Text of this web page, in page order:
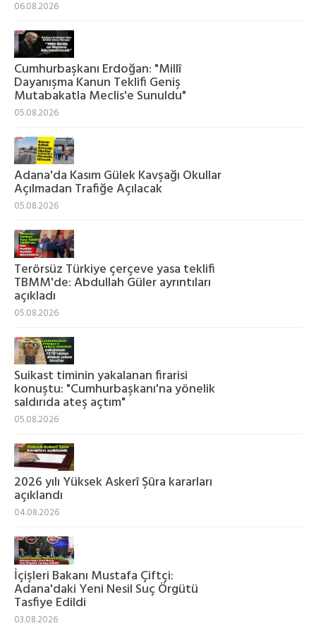
06.08.2026
Cumhurbaşkanı Erdoğan: "Millî
Dayanışma Kanun Teklifi Geniş
Mutabakatla Meclis'e Sunuldu"
05.08.2026
Adana'da Kasım Gülek Kavşağı Okullar
Açılmadan Trafiğe Açılacak
05.08.2026
Terörsüz Türkiye çerçeve yasa teklifi
TBMM'de: Abdullah Güler ayrıntıları
açıkladı
05.08.2026
Suikast timinin yakalanan firarisi
konuştu: "Cumhurbaşkanı'na yönelik
saldırıda ateş açtım"
05.08.2026
2026 yılı Yüksek Askerî Şûra kararları
açıklandı
04.08.2026
İçişleri Bakanı Mustafa Çiftçi:
Adana'daki Yeni Nesil Suç Örgütü
Tasfiye Edildi
03.08.2026